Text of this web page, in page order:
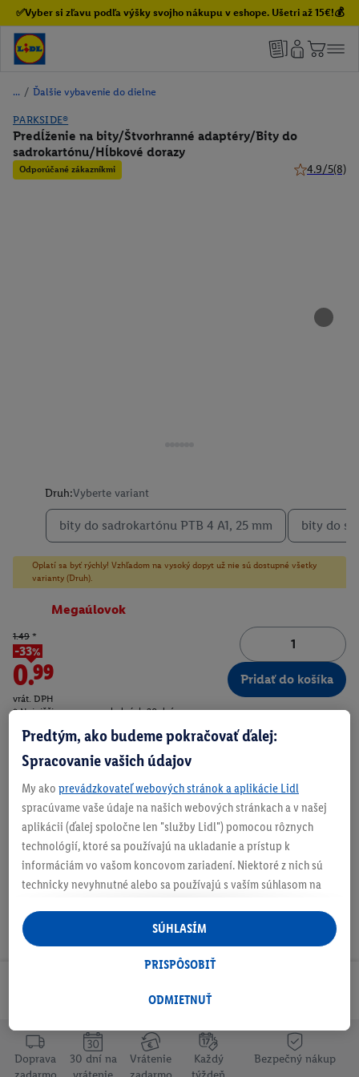
✅Vyber si zľavu podľa výšky svojho nákupu v eshope. Ušetri až 15€!💰
/ Ďalšie vybavenie do dielne
PARKSIDE®
Predĺženie na bity/Štvorhranné adaptéry/Bity do
sadrokartónu/Hĺbkové dorazy
Odporúčané zákazníkmi 4.9/5(8)
Druh:Vyberte variant
bity do sadrokartónu PTB 4 A1, 25 mm bity do
Oplatí sa byť rýchly! Vzhľadom na vysoký dopyt už nie sú dostupné všetky
varianty (Druh).
Megaúlovok
1.49 *
-33%
0.99
vrát. DPH
* Najnižšia cena za posledných 30 dní
Pridať do košíka
O produkte
Odoberaj Newsletter!
Doprava
30 dní na
Vrátenie
Každý
Bezpečný nákup
Predtým, ako budeme pokračovať ďalej:
Spracovanie vašich údajov
My ako prevádzkovateľ webových stránok a aplikácie Lidl
spracúvame vaše údaje na našich webových stránkach a v našej
aplikácii (ďalej spoločne len "služby Lidl") pomocou rôznych
technológií, ktoré sa používajú na ukladanie a prístup k
informáciám vo vašom koncovom zariadení. Niektoré z nich sú
technicky nevyhnutné alebo sa používajú s vaším súhlasom na
personalizovanú reklamu v rámci služieb Lidl aj mimo nich. Ak
ste účastníkom programu Lidl Plus, na tieto účely sa spracúvajú
aj údaje z vášho nákupného správania v obchode.
následne si vytvoríte účet Lidl Plus alebo sa prihlásite do svojho
tiež vytvoriť špeciálny online identifikátor z e-mailovej adresy,
ktorú tam uvediete, aby sme vás mohli rozpoznať v službách
ODMIETNUŤ
PRISPÔSOBIŤ
SÚHLASÍM